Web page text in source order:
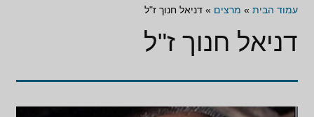
עמוד הבית » מרצים »דניאל חנוך ז"ל
דניאל חנוך ז"ל